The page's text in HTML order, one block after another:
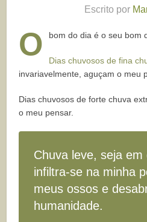
Escrito por
O bom do dia é o seu bom
Dias chuvosos de fina
invariavelmente, aguçam o meu
Dias chuvosos de forte chuva
o meu pensar.
Chuva leve, seja em
infiltra-se na minha
meus ossos e
humanidade.